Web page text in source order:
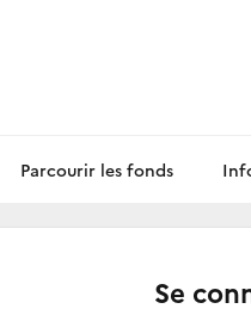
Parcourir les fonds
Se